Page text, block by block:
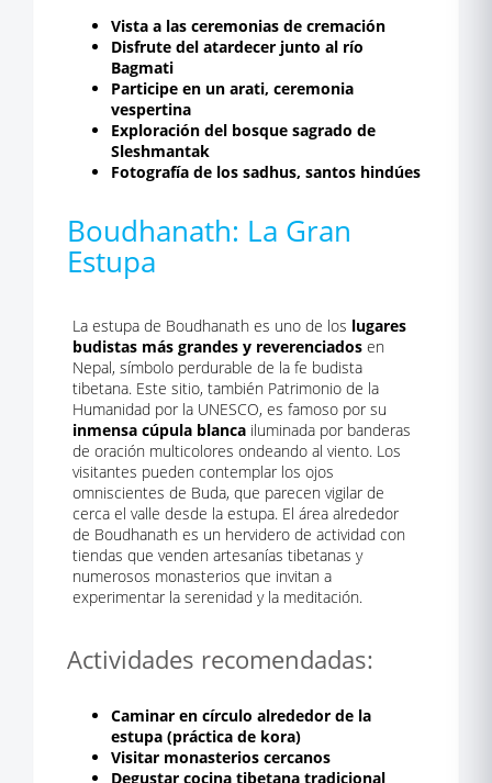
Vista a las ceremonias de cremación
Disfrute del atardecer junto al río
Bagmati
Participe en un arati, ceremonia
vespertina
Exploración del bosque sagrado de
Sleshmantak
Fotografía de los sadhus, santos hindúes
Boudhanath: La Gran
Estupa
La estupa de Boudhanath es uno de los lugares
budistas más grandes y reverenciados en
Nepal, símbolo perdurable de la fe budista
tibetana. Este sitio, también Patrimonio de la
Humanidad por la UNESCO, es famoso por su
inmensa cúpula blanca iluminada por banderas
de oración multicolores ondeando al viento. Los
visitantes pueden contemplar los ojos
omniscientes de Buda, que parecen vigilar de
cerca el valle desde la estupa. El área alrededor
de Boudhanath es un hervidero de actividad con
tiendas que venden artesanías tibetanas y
numerosos monasterios que invitan a
experimentar la serenidad y la meditación.
Actividades recomendadas:
Caminar en círculo alrededor de la
estupa (práctica de kora)
Visitar monasterios cercanos
Degustar cocina tibetana tradicional